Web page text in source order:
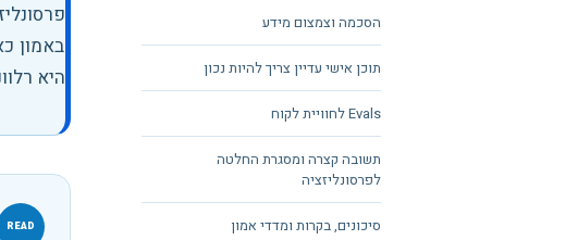
הסכמה וצמצום מידע
תוכן אישי עדיין צריך להיות נכון
Evals לחוויית לקוח
תשובה קצרה ומסגרת החלטה
לפרסונליזציה
סיכונים, בקרות ומדדי אמון
באמון
היא
READ